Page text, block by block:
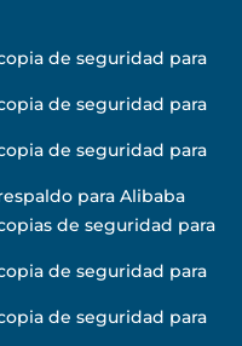
de seguridad para
de seguridad para
de seguridad para
para Alibaba
de seguridad para
de seguridad para
de seguridad para